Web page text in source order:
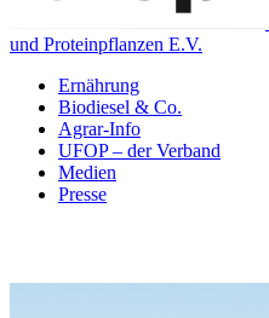
und Proteinpflanzen E.V.
Ernährung
Biodiesel & Co.
Agrar-Info
UFOP – der Verband
Medien
Presse